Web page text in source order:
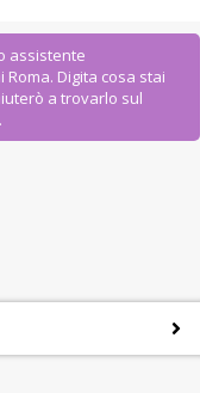
assistente
Digita cosa stai
a trovarlo sul
dello Studente